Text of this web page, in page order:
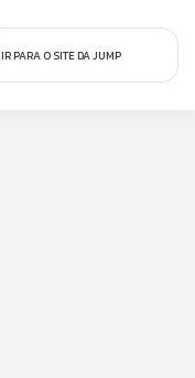
IR PARA O SITE DA JUMP